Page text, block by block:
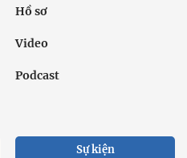
Hồ sơ
Video
Podcast
Sự kiện